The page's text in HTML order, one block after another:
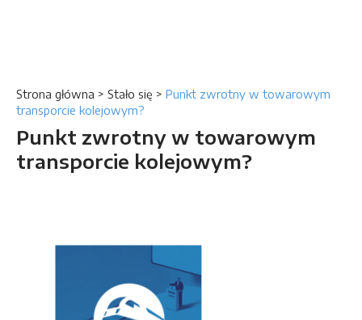
Strona główna > Stało się > Punkt zwrotny w towarowym
transporcie kolejowym?
Punkt zwrotny w towarowym
transporcie kolejowym?